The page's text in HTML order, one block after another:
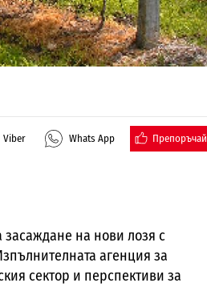
Viber Whats App Препоръчай
на нови лозя с
агенция за
сектор и перспективи за